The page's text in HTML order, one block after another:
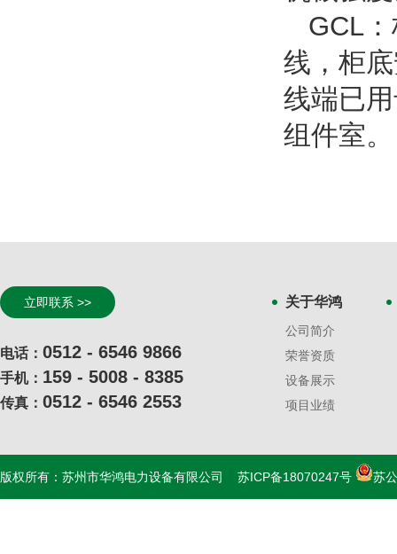
GCL
线，柜
线端已
组件室。
立即联系 >>
电话： 0512 - 6546 9866
手机： 159 - 5008 - 8385
传真： 0512 - 6546 2553
关于华鸿
公司简介
荣誉资质
设备展示
项目业绩
版权所有：苏州市华鸿电力设备有限公司 苏ICP备18070247号 苏